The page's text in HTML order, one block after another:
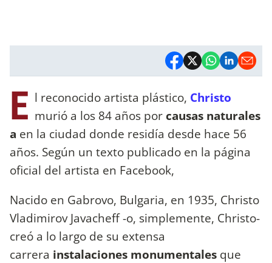
E l reconocido artista plástico, Christo
murió a los 84 años por causas naturales
a en la ciudad donde residía desde hace 56
años. Según un texto publicado en la página
oficial del artista en Facebook,
Nacido en Gabrovo, Bulgaria, en 1935, Christo
Vladimirov Javacheff -o, simplemente, Christo-
creó a lo largo de su extensa
carrera instalaciones monumentales que